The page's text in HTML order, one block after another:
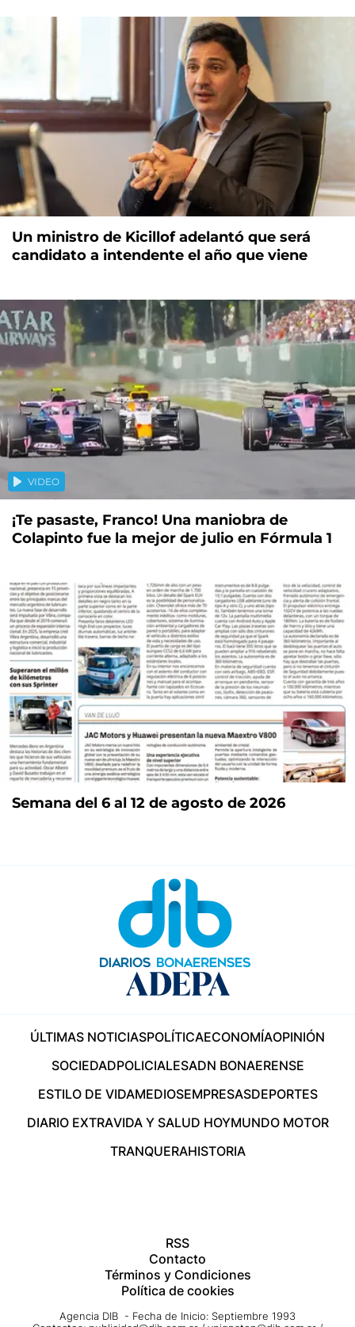
Un ministro de Kicillof adelantó que será
candidato a intendente el año que viene
VIDEO
¡Te pasaste, Franco! Una maniobra de
Colapinto fue la mejor de julio en Fórmula 1
Semana del 6 al 12 de agosto de 2026
ÚLTIMAS NOTICIASPOLÍTICAECONOMÍAOPINIÓN
SOCIEDADPOLICIALESADN BONAERENSE
ESTILO DE VIDAMEDIOSEMPRESASDEPORTES
DIARIO EXTRAVIDA Y SALUD HOYMUNDO MOTOR
TRANQUERAHISTORIA
RSS
Contacto
Términos y Condiciones
Política de cookies
Agencia DIB - Fecha de Inicio: Septiembre 1993